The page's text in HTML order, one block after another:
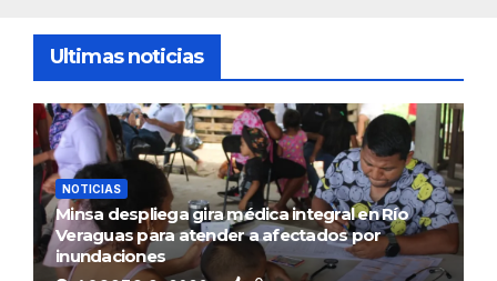
Ultimas noticias
NOTICIAS
Minsa despliega gira médica integral en Río
Veraguas para atender a afectados por
inundaciones